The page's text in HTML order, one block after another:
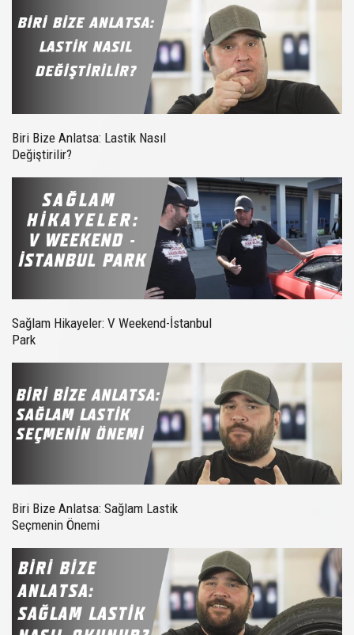
Biri Bize Anlatsa: Lastik Nasıl
Değiştirilir?
Sağlam Hikayeler: V Weekend-İstanbul
Park
Biri Bize Anlatsa: Sağlam Lastik
Seçmenin Önemi